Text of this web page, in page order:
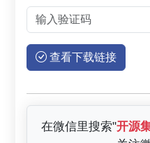
查看下载链接
在微信里搜索"开源